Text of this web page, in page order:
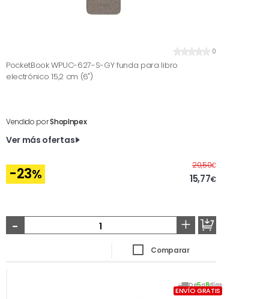
0
PocketBook WPUC-627-S-GY funda para libro
electrónico 15,2 cm (6")
Vendido porShopInpex
Ver más ofertas
-23%
20,50€Antes
15,77€
- +
Comparar
De5a8días
ENVÍO GRATIS